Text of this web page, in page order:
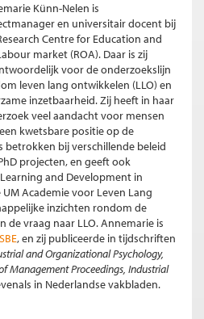
Künn-Nelen is
en universitair docent bij
Centre for Education and
market (ROA). Daar is zij
voor de onderzoekslijn
leven lang ontwikkelen (LLO) en
inzetbaarheid. Zij heeft in haar
veel aandacht voor mensen
kwetsbare positie op de
betrokken bij verschillende beleid
projecten, en geeft ook
and Development in
Academie voor Leven Lang
inzichten rondom de
de vraag naar LLO. Annemarie is
, en zij publiceerde in tijdschriften
and Organizational Psychology,
Management Proceedings, Industrial
in Nederlandse vakbladen.